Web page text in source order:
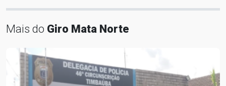
Mais do Giro Mata Norte